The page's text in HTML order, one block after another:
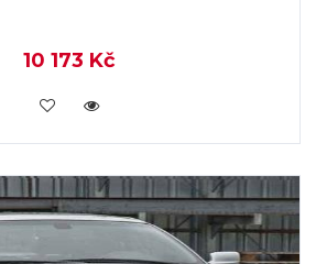
10 173 Kč
KOUPIT